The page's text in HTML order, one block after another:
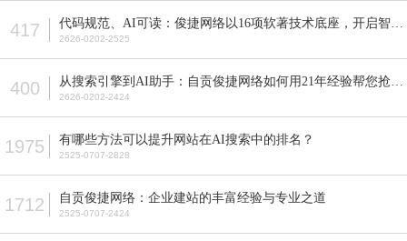
417 2626-0202-2525
400 2626-0202-2424
1975 有哪些方法可以提升网站在AI搜索中的排名？
2525-0707-2828
1712 自贡俊捷网络：企业建站的丰富经验与专业之道
2525-0707-2424